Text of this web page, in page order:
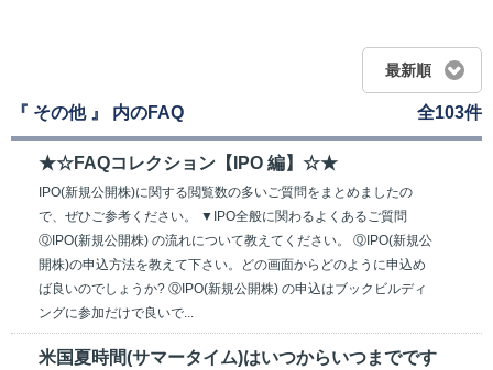
最新順
『 その他 』 内のFAQ 全103件
★☆FAQコレクション【IPO 編】☆★
IPO(新規公開株)に関する閲覧数の多いご質問をまとめましたの
で、ぜひご参考ください。 ▼IPO全般に関わるよくあるご質問
ⓆIPO(新規公開株) の流れについて教えてください。 ⓆIPO(新規公
開株)の申込方法を教えて下さい。どの画面からどのように申込め
ば良いのでしょうか? ⓆIPO(新規公開株) の申込はブックビルディ
ングに参加だけで良いで...
米国夏時間(サマータイム)はいつからいつまでです